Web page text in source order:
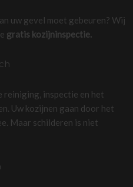
uw gevel moet gebeuren? Wij
gratis kozijninspectie.
reiniging, inspectie en het
Uw kozijnen gaan door het
Maar schilderen is niet